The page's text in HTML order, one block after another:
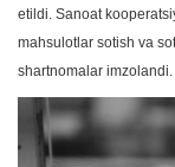
etildi. Sanoat
mahsulotlar sotish va
shartnomalar imzolandi.